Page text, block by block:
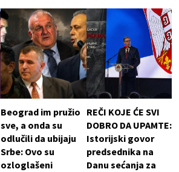
Beograd im pružio
sve, a onda su
odlučili da ubijaju
Srbe: Ovo su
ozloglašeni
REČI KOJE ĆE SVI
DOBRO DA UPAMTE:
Istorijski govor
predsednika na
Danu sećanja za